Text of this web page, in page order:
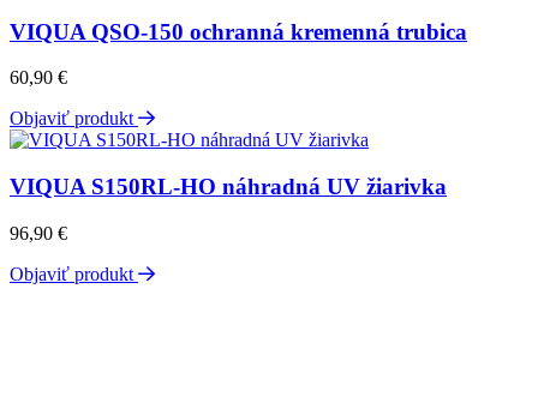
VIQUA QSO-150 ochranná kremenná trubica
60,90 €
Objaviť produkt
VIQUA S150RL-HO náhradná UV žiarivka
96,90 €
Objaviť produkt